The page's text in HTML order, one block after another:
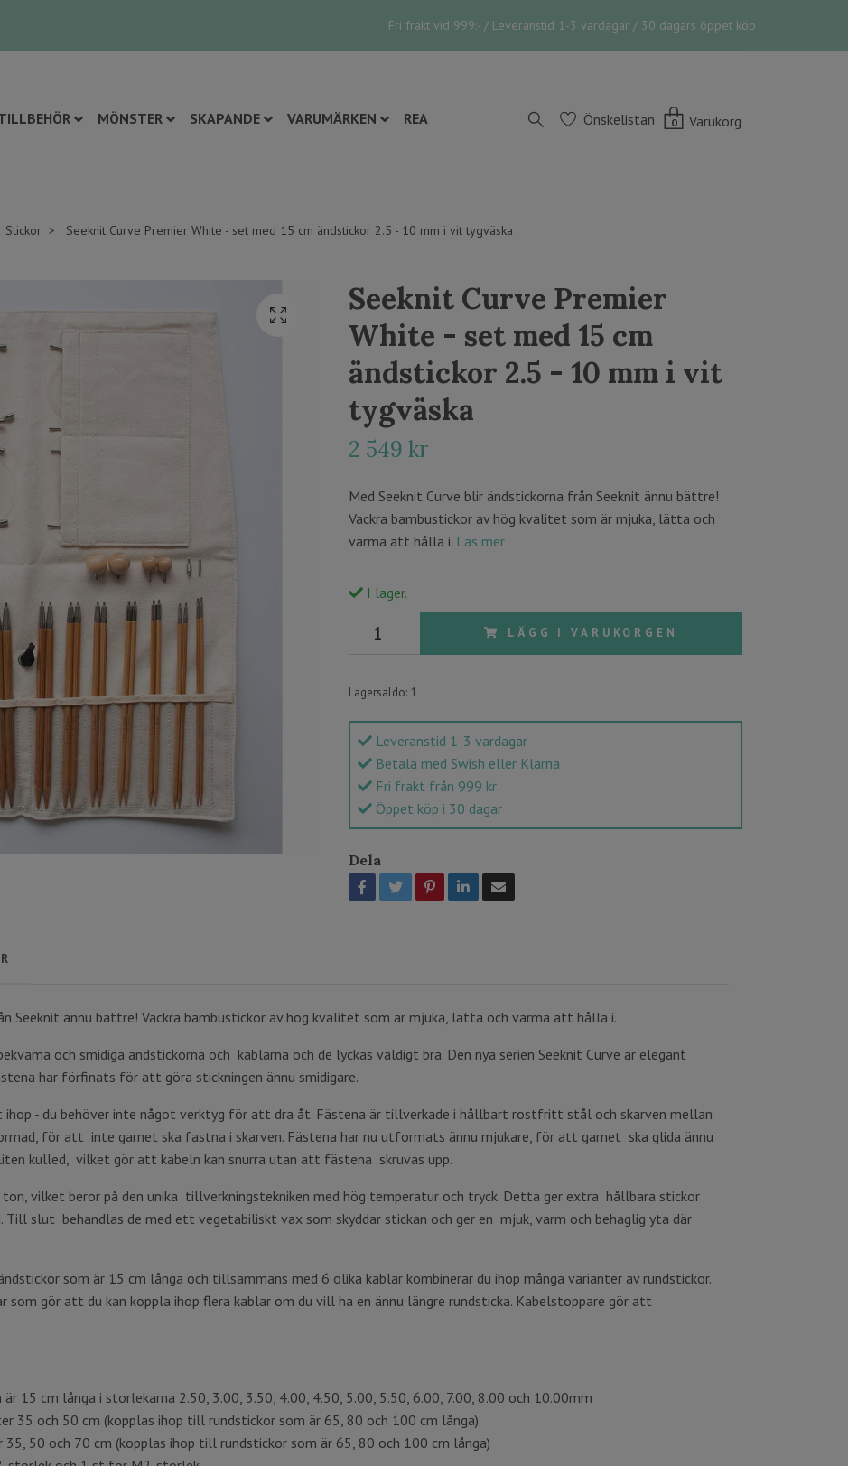
Fri frakt vid 999:- / Leveranstid 1-3 vardagar / 30 dagars öppet köp
MÖNSTER SKAPANDE VARUMÄRKEN REA Önskelistan 0 Varukorg
Stickor Seeknit Curve Premier White - set med 15 cm ändstickor 2.5 - 10 mm i vit tygväska
Seeknit Curve Premier
White - set med 15 cm
ändstickor 2.5 - 10 mm i vit
tygväska
2 549 kr
Med Seeknit Curve blir ändstickorna från Seeknit ännu bättre!
Vackra bambustickor av hög kvalitet som är mjuka, lätta och
varma att hålla i. Läs mer
I lager.
LÄGG I VARUKORGEN
Lagersaldo: 1
Leveranstid 1-3 vardagar
Betala med Swish eller Klarna
Fri frakt från 999 kr
Öppet köp i 30 dagar
Dela
Seeknit ännu bättre! Vackra bambustickor av hög kvalitet som är mjuka, lätta och varma att hålla i.
och smidiga ändstickorna och kablarna och de lyckas väldigt bra. Den nya serien Seeknit Curve är elegant
har förfinats för att göra stickningen ännu smidigare.
ihop - du behöver inte något verktyg för att dra åt. Fästena är tillverkade i hållbart rostfritt stål och skarven mellan
för att inte garnet ska fastna i skarven. Fästena har nu utformats ännu mjukare, för att garnet ska glida ännu
kulled, vilket gör att kabeln kan snurra utan att fästena skruvas upp.
vilket beror på den unika tillverkningstekniken med hög temperatur och tryck. Detta ger extra hållbara stickor
slut behandlas de med ett vegetabiliskt vax som skyddar stickan och ger en mjuk, varm och behaglig yta där
som är 15 cm långa och tillsammans med 6 olika kablar kombinerar du ihop många varianter av rundstickor.
som gör att du kan koppla ihop flera kablar om du vill ha en ännu längre rundsticka. Kabelstoppare gör att
15 cm långa i storlekarna 2.50, 3.00, 3.50, 4.00, 4.50, 5.00, 5.50, 6.00, 7.00, 8.00 och 10.00mm
35 och 50 cm (kopplas ihop till rundstickor som är 65, 80 och 100 cm långa)
50 och 70 cm (kopplas ihop till rundstickor som är 65, 80 och 100 cm långa)